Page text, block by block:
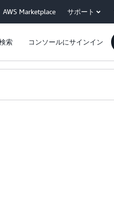
AWS Marketplace サポート
索 コンソールにサインイン